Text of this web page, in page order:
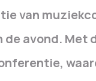
van
avond. Met